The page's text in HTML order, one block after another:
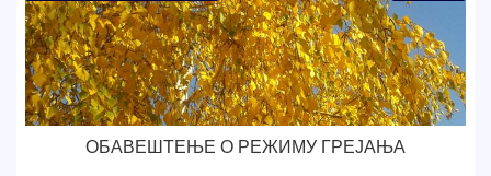
ОБАВЕШТЕЊЕ О РЕЖИМУ ГРЕЈАЊА